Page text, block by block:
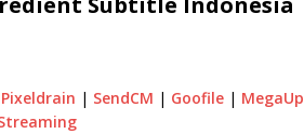
Pixeldrain | SendCM | Goofile| MegaUp